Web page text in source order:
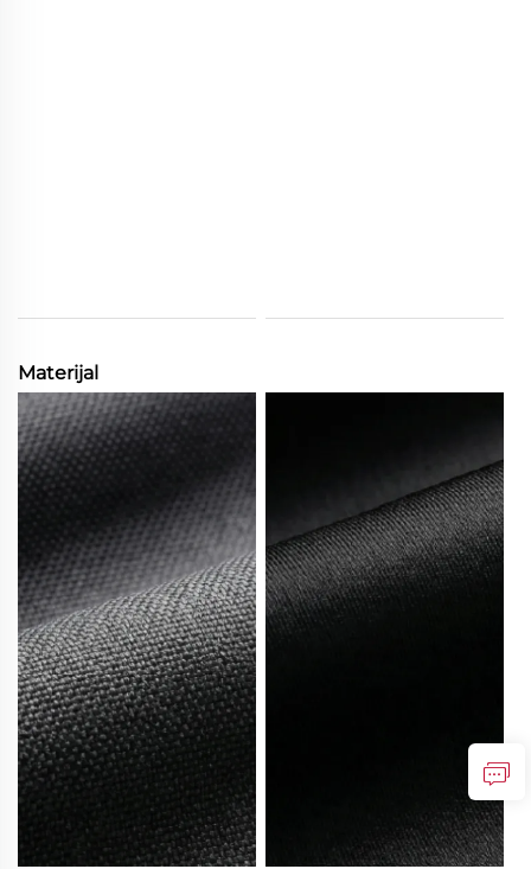
Materijal